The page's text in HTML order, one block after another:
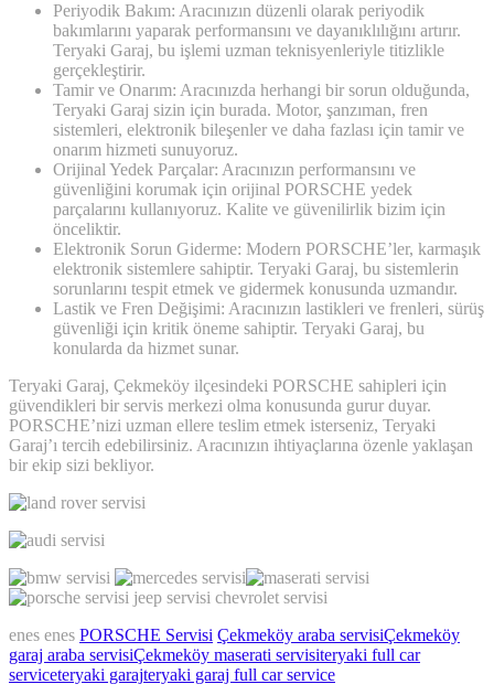
Periyodik Bakım: Aracınızın düzenli olarak periyodik
bakımlarını yaparak performansını ve dayanıklılığını artırır.
Teryaki Garaj, bu işlemi uzman teknisyenleriyle titizlikle
gerçekleştirir.
Tamir ve Onarım: Aracınızda herhangi bir sorun olduğunda,
Teryaki Garaj sizin için burada. Motor, şanzıman, fren
sistemleri, elektronik bileşenler ve daha fazlası için tamir ve
onarım hizmeti sunuyoruz.
Orijinal Yedek Parçalar: Aracınızın performansını ve
güvenliğini korumak için orijinal PORSCHE yedek
parçalarını kullanıyoruz. Kalite ve güvenilirlik bizim için
önceliktir.
Elektronik Sorun Giderme: Modern PORSCHE’ler, karmaşık
elektronik sistemlere sahiptir. Teryaki Garaj, bu sistemlerin
sorunlarını tespit etmek ve gidermek konusunda uzmandır.
Lastik ve Fren Değişimi: Aracınızın lastikleri ve frenleri, sürüş
güvenliği için kritik öneme sahiptir. Teryaki Garaj, bu
konularda da hizmet sunar.
Teryaki Garaj, Çekmeköy ilçesindeki PORSCHE sahipleri için
güvendikleri bir servis merkezi olma konusunda gurur duyar.
PORSCHE’nizi uzman ellere teslim etmek isterseniz, Teryaki
Garaj’ı tercih edebilirsiniz. Aracınızın ihtiyaçlarına özenle yaklaşan
bir ekip sizi bekliyor.
enes enes PORSCHE Servisi Çekmeköy araba servisiÇekmeköy
garaj araba servisiÇekmeköy maserati servisiteryaki full car
serviceteryaki garajteryaki garaj full car service